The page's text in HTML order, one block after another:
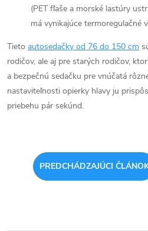
(PET fľaše a morské lastúry
má vynikajúce termoregulačné
Tieto autosedačky od 76 do 150 cm
rodičov, ale aj pre starých rodičov,
a bezpečnú sedačku pre vnúčatá
nastaviteľnosti opierky hlavy ju
priebehu pár sekúnd.
PREDCHÁDZAJÚCI